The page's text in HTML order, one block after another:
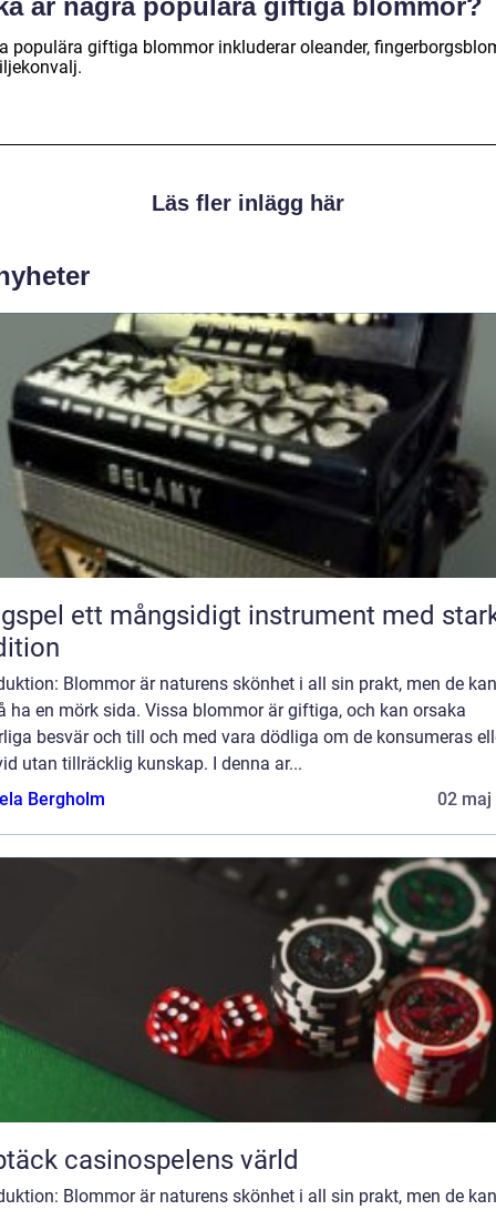
populära giftiga blommor inkluderar oleander,
Läs fler inlägg här
instrument med stark
Blommor är naturens skönhet i all sin prakt, men de kan
ha en mörk sida. Vissa blommor är giftiga, och kan orsaka
besvär och till och med vara dödliga om de konsumeras
utan tillräcklig kunskap. I denna ar...
Bergholm
02 maj
casinospelens värld
Blommor är naturens skönhet i all sin prakt, men de kan